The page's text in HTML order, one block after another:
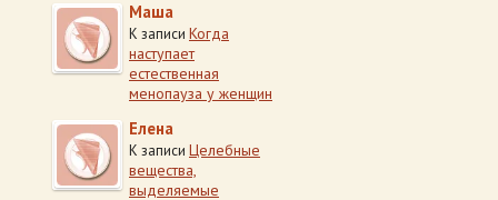
Маша
К записи Когда
наступает
естественная
менопауза у женщин
Елена
К записи Целебные
вещества,
выделяемые